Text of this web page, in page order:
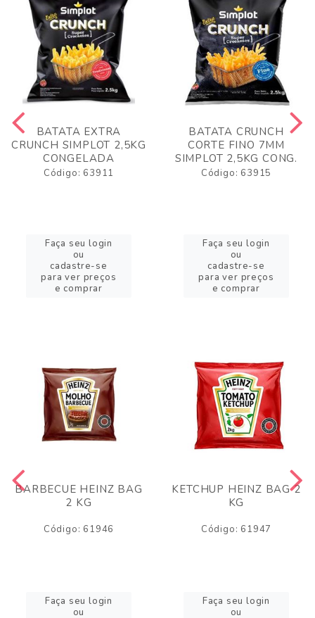
BATATA EXTRA
CRUNCH SIMPLOT 2,5KG
CONGELADA
Código: 63911
Faça seu login
ou
cadastre-se
para ver preços
e comprar
BATATA CRUNCH
CORTE FINO 7MM
SIMPLOT 2,5KG CONG.
Código: 63915
Faça seu login
ou
cadastre-se
para ver preços
e comprar
BARBECUE HEINZ BAG
2 KG
Código: 61946
Faça seu login
ou
KETCHUP HEINZ BAG 2
KG
Código: 61947
Faça seu login
ou